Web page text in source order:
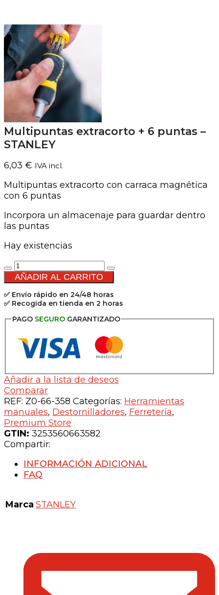
Multipuntas extracorto + 6 puntas –
STANLEY
6,03 € IVA incl.
Multipuntas extracorto con carraca magnética
con 6 puntas
Incorpora un almacenaje para guardar dentro
las puntas
Hay existencias
Multipuntas
extracorto
+
6
puntas
-
cantidad
AÑADIR AL CARRITO
✅ Envío rápido en 24/48 horas
✅ Recogida en tienda en 2 horas
PAGO SEGUROGARANTIZADO
Añadir a la lista de deseos
Comparar
REF: Z0-66-358 Categorías: Herramientas
manuales, Destornilladores, Ferretería,
Premium Store
GTIN: 3253560663582
Compartir:
INFORMACIÓN ADICIONAL
FAQ
Marca STANLEY